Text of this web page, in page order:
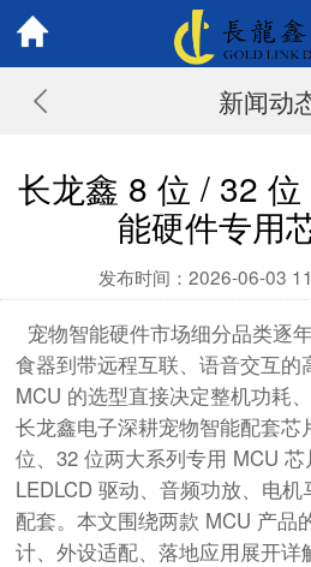
新闻动
长龙鑫 8 位 / 32
能硬件专用
发布时间：2026-06-03
宠物智能硬件市场细分品类逐
食器到带远程互联、语音交互的
MCU 的选型直接决定整机功耗
长龙鑫电子深耕宠物智能配套
位、32 位两大系列专用 MCU 芯
LEDLCD 驱动、音频功放、电
配套。本文围绕两款 MCU 产品
计、外设适配、落地应用展开详